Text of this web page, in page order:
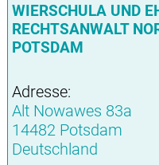
WIERSCHULA UND
RECHTSANWALT
POTSDAM
Adresse:
Alt Nowawes 83a
14482 Potsdam
Deutschland